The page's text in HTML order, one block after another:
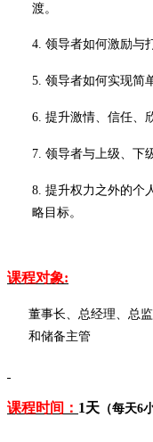
渡。
4. 领导者如何激励与
5. 领导者如何实现简
6. 提升激情、信任、
7. 领导者与上级、下
8. 提升权力之外的个
略目标。
课程对象:
董事长、总经理、总
和储备主管
课程时间： 1天 （每天6